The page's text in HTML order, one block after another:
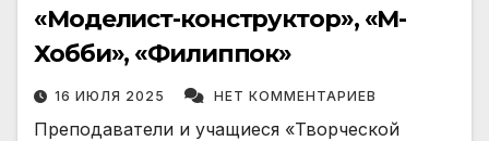
«Моделист-конструктор», «М-
Хобби», «Филиппок»
16 ИЮЛЯ 2025 НЕТ КОММЕНТАРИЕВ
Преподаватели и учащиеся «Творческой